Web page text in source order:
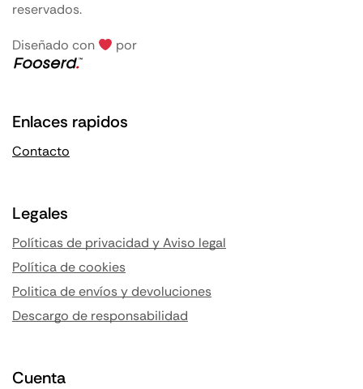
reservados.
Diseñado con por
Enlaces rapidos
Contacto
Legales
Políticas de privacidad y Aviso legal
Política de cookies
Politica de envíos y devoluciones
Descargo de responsabilidad
Cuenta